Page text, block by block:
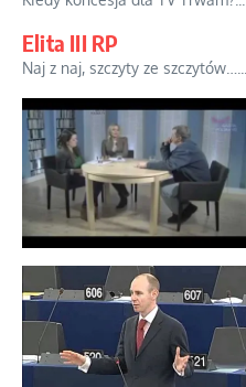
Elita III RP
Naj z naj, szczyty ze szczytów…...